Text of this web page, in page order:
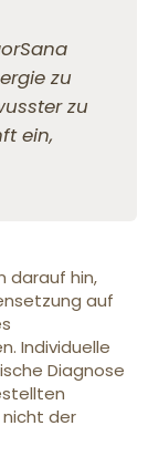
zu
zu
ein,
darauf hin,
auf
Individuelle
Diagnose
der